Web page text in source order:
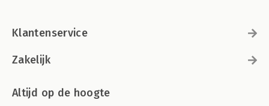
Klantenservice
Zakelijk
Altijd op de hoogte